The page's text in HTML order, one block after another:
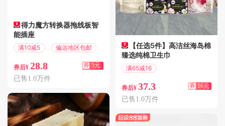
得力魔方转换器拖线板智
能插座
满10减5 偏远地区包邮
券后¥ 28.8 券 5元
已售1.0万件
【任选5件】高洁丝海岛棉
臻选纯棉卫生巾
满65减16
券后¥ 37.3 券 16元
已售1.0万件